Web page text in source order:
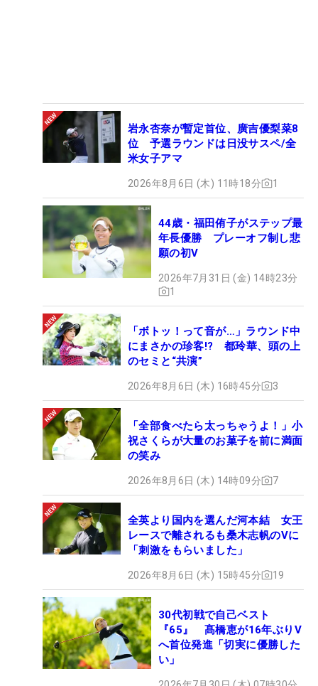
岩永杏奈が暫定首位、廣吉優梨菜8
位 予選ラウンドは日没サスペ/全
米女子アマ
2026年8月6日 (木) 11時18分 1
44歳・福田侑子がステップ最
年長優勝 プレーオフ制し悲
願の初V
2026年7月31日 (金) 14時23分
1
「ボトッ！って音が…」ラウンド中
にまさかの珍客!? 都玲華、頭の上
のセミと“共演”
2026年8月6日 (木) 16時45分 3
「全部食べたら太っちゃうよ！」小
祝さくらが大量のお菓子を前に満面
の笑み
2026年8月6日 (木) 14時09分 7
全英より国内を選んだ河本結 女王
レースで離されるも桑木志帆のVに
「刺激をもらいました」
2026年8月6日 (木) 15時45分 19
30代初戦で自己ベスト
『65』 髙橋恵が16年ぶりV
へ首位発進「切実に優勝した
い」